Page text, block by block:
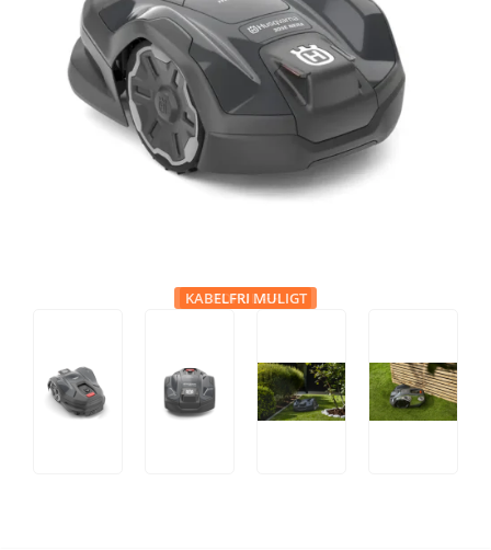
Tips og tricks
4.4 Google Reviews
4.7 Trustpilot
POPULÆR
KABELFRI MULIGT